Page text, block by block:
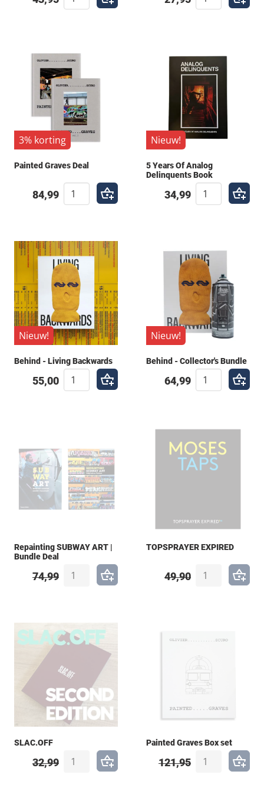
werk naar een hoger niveau te tillen. Laat je
inspireren door de geschiedenis en de legendes die
jou voorgingen. Blader door onze bibliotheek en vind
de perfecte aanvulling voor jouw collectie.
3% korting
Painted Graves Deal
84,99
Nieuw!
5 Years Of Analog
Delinquents Book
34,99
Nieuw!
Behind - Living Backwards
55,00
Nieuw!
Behind - Collector's Bundle
64,99
Repainting SUBWAY ART |
Bundle Deal
74,99
TOPSPRAYER EXPIRED
49,90
SLAC.OFF
32,99
Painted Graves Box set
121,95